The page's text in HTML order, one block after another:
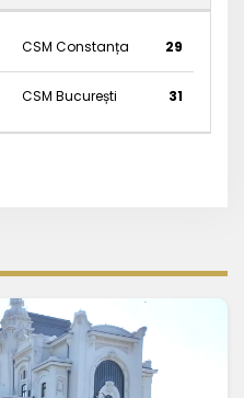
CSM Constanța 29
CSM București 31